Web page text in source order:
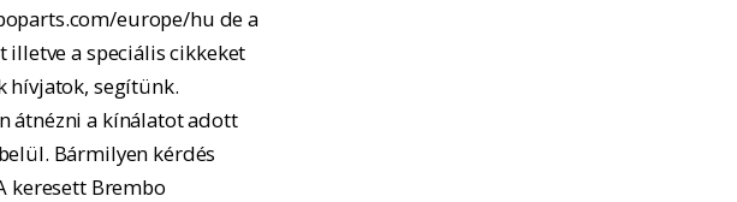
europe/hu de a
illetve a speciális cikkeket
hívjatok, segítünk.
átnézni a kínálatot adott
Bármilyen kérdés
keresett Brembo